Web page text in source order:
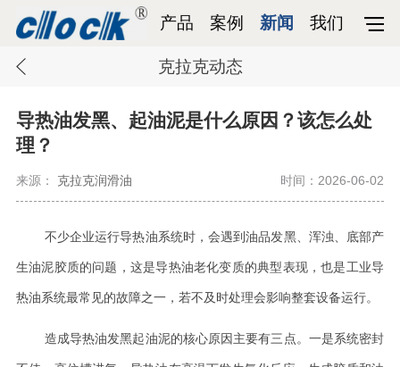
产品 案例 新闻 我们
克拉克动态
导热油发黑、起油泥是什么原因？该怎么处
理？
来源： 克拉克润滑油 时间：2026-06-02
不少企业运行导热油系统时，会遇到油品发黑、浑浊、底部产
生油泥胶质的问题，这是导热油老化变质的典型表现，也是工业导
热油系统最常见的故障之一，若不及时处理会影响整套设备运行。
造成导热油发黑起油泥的核心原因主要有三点。一是系统密封